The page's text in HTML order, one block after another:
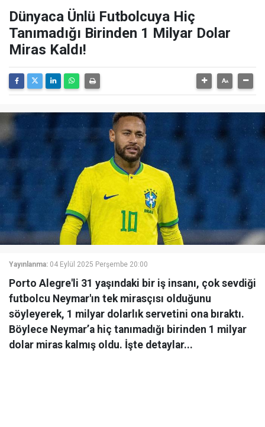
Dünyaca Ünlü Futbolcuya Hiç
Tanımadığı Birinden 1 Milyar Dolar
Miras Kaldı!
Yayınlanma: 04 Eylül 2025 Perşembe 20:00
Porto Alegre'li 31 yaşındaki bir iş insanı, çok sevdiği
futbolcu Neymar'ın tek mirasçısı olduğunu
söyleyerek, 1 milyar dolarlık servetini ona bıraktı.
Böylece Neymar’a hiç tanımadığı birinden 1 milyar
dolar miras kalmış oldu. İşte detaylar...